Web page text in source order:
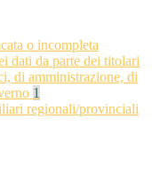
o incompleta
dati da parte dei titolari
di amministrazione, di
1
regionali/provinciali